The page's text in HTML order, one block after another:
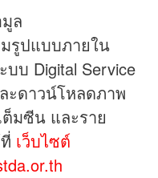
ล
มรูปแบบภายใน
บ Digital Service
ะดาวน์โหลดภาพ
ต็มซีน และราย
เว็บไซต์